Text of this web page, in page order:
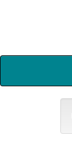
Skip